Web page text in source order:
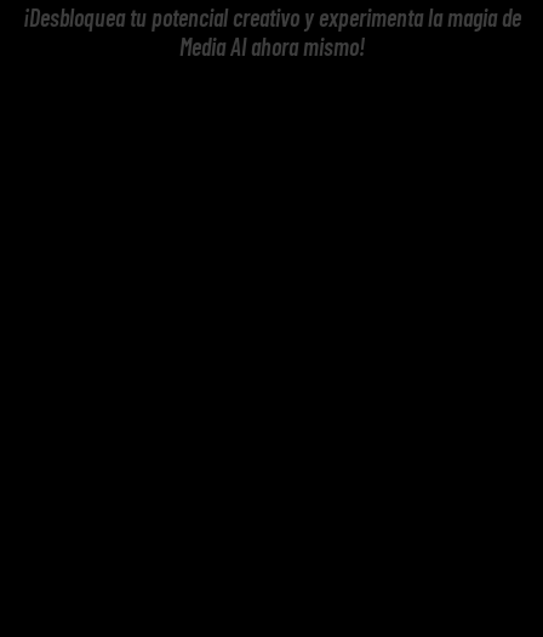
¡Desbloquea tu potencial creativo y experimenta la magia de
Media AI ahora mismo!